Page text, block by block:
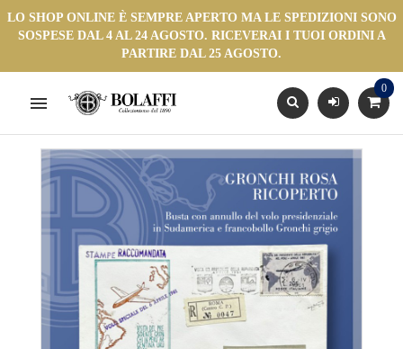
LO SHOP ONLINE È SEMPRE APERTO MA LE SPEDIZIONI SONO
SOSPESE DAL 4 AL 24 AGOSTO. RICEVERAI I TUOI ORDINI A
PARTIRE DAL 25 AGOSTO.

0